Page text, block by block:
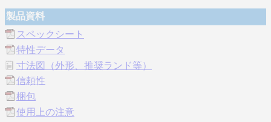
製品資料
スペックシート
特性データ
寸法図（外形、推奨ランド等）
信頼性
梱包
使用上の注意